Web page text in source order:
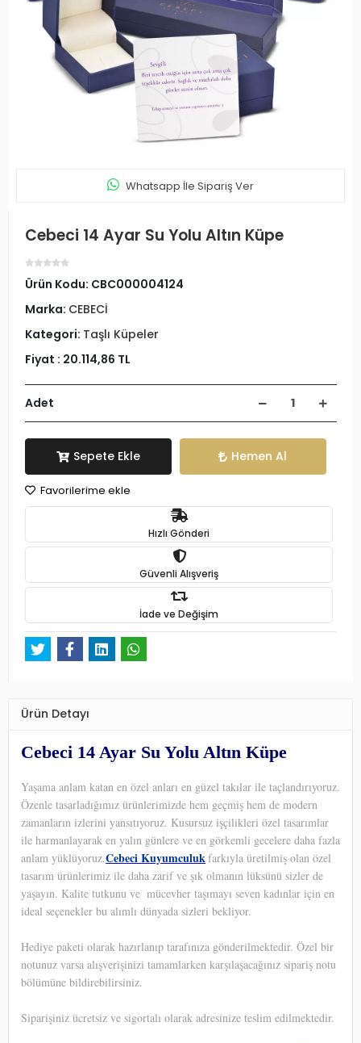
Whatsapp İle Sipariş Ver
Cebeci 14 Ayar Su Yolu Altın Küpe
Ürün Kodu: CBC000004124
Marka: CEBECİ
Kategori: Taşlı Küpeler
Fiyat : 20.114,86 TL
Adet
Sepete Ekle Hemen Al
Favorilerime ekle
Hızlı Gönderi
Güvenli Alışveriş
İade ve Değişim
Ürün Detayı
Cebeci 14 Ayar Su Yolu Altın Küpe
Yaşama anlam katan en özel anları en güzel takılar ile taçlandırıyoruz.
Özenle tasarladığımız ürünlerimizde hem geçmiş hem de modern
zamanların izlerini yansıtıyoruz. Kusursuz işçilikleri özel tasarımlar
ile harmanlayarak en yalın günlere ve en görkemli gecelere daha fazla
anlam yüklüyoruz.Cebeci Kuyumculukfarkıyla üretilmiş olan özel
tasarım ürünlerimiz ile daha zarif ve şık olmanın lüksünü sizler de
yaşayın. Kalite tutkunu ve mücevher taşımayı seven kadınlar için en
ideal seçenekler bu alımlı dünyada sizleri bekliyor.
Hediye paketi olarak hazırlanıp tarafınıza gönderilmektedir. Özel bir
notunuz varsa alışverişinizi tamamlarken karşılaşacağınız sipariş notu
bölümüne bildirebilirsiniz.
Siparişiniz ücretsiz ve sigortalı olarak adresinize teslim edilmektedir.